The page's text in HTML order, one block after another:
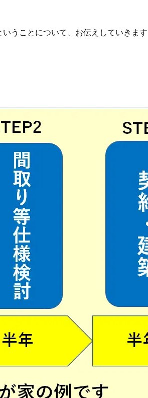
うことについて、お伝えしていきます